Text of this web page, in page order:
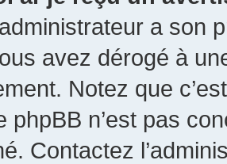
a son
avez dérogé à
Notez que
phpBB n’est pas
Contactez